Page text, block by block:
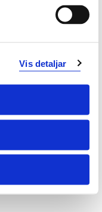
Vis detaljar